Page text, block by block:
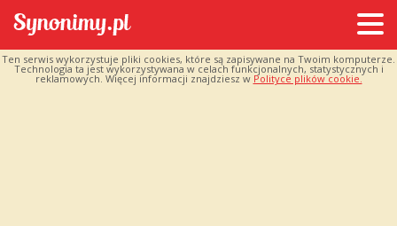
Ten serwis wykorzystuje pliki cookies, które są zapisywane na Twoim komputerze.
Technologia ta jest wykorzystywana w celach funkcjonalnych, statystycznych i
reklamowych. Więcej informacji znajdziesz w Polityce plików cookie.